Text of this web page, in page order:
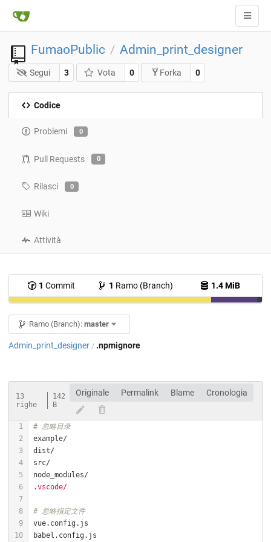
FumaoPublic / Admin_print_designer
Segui 3 Vota 0 Forka 0
Codice
Problemi 0
Pull Requests 0
Rilasci 0
Wiki
Attività
1 Commit 1 Ramo (Branch) 1.4 MiB
Ramo (Branch): master
Admin_print_designer / .npmignore
13
righe
142
B
Originale Permalink Blame Cronologia
# 忽略目录
.vscode/
# 忽略指定文件